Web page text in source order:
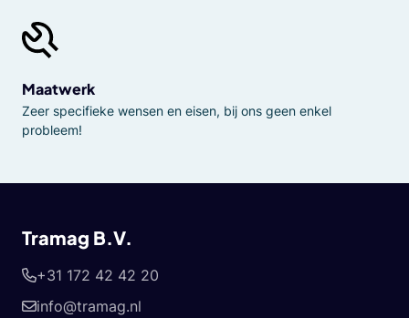
Maatwerk
Zeer specifieke wensen en eisen, bij ons geen enkel
probleem!
Tramag B.V.
+31 172 42 42 20
info@tramag.nl